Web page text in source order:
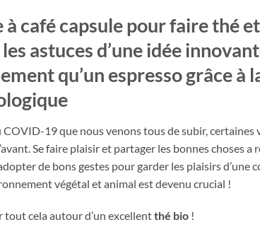
à café capsulepour fairethé et
astuces d’une idée
qu’un espresso grâce à
COVID-19 que nous venons tous de subir, certaines
Se faire plaisir et partager les bonnes choses a
de bons gestes pour garder les plaisirs d’une
végétal et animal est devenu crucial !
cela autour d’un excellentthé bio !